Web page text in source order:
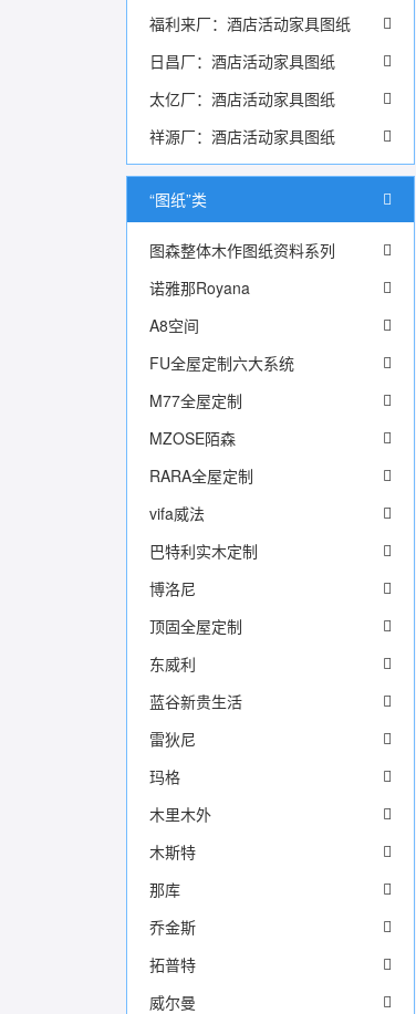
福利来厂：酒店活动家具图纸
日昌厂：酒店活动家具图纸
太亿厂：酒店活动家具图纸
祥源厂：酒店活动家具图纸
“图纸”类
图森整体木作图纸资料系列
诺雅那Royana
A8空间
FU全屋定制六大系统
M77全屋定制
MZOSE陌森
RARA全屋定制
vifa威法
巴特利实木定制
博洛尼
顶固全屋定制
东威利
蓝谷新贵生活
雷狄尼
玛格
木里木外
木斯特
那库
乔金斯
拓普特
威尔曼